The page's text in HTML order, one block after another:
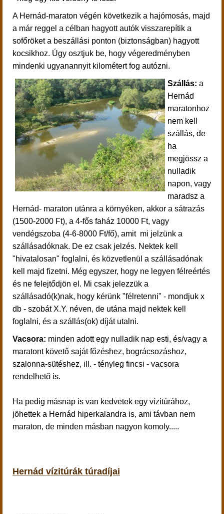
A Hernád-maraton végén következik a hajómosás, majd
a már reggel a célban hagyott autók visszarepítik a
sofőröket a beszállási ponton (biztonságban) hagyott
kocsikhoz. Úgy osztjuk be, hogy végeredményben
mindenki ugyanannyit kilométert fog autózni.
Szállás: a
Hernád
maratonhoz
nem kell
szállás, de
ha
megjössz a
nulladik
napon, vagy
maradsz a
Hernád- maraton utánra a környéken, akkor a sátrazás
(1500-2000 Ft), a 4-fős faház 10000 Ft, vagy
vendégszoba (4-6-8000 Ft/fő), amit mi jelzünk a
szállásadóknak. De ez csak jelzés. Nektek kell
"hivatalosan" foglalni, és közvetlenül a szállásadónak
kell majd fizetni. Még egyszer, hogy ne legyen félreértés
és ne felejtődjön el. Mi csak jelezzük a
szállásadó(k)nak, hogy kérünk "félretenni" - mondjuk x
db - szobát X.Y. néven, de utána majd nektek kell
foglalni, és a szállás(ok) díját utalni.
Vacsora: minden adott egy nulladik nap esti, és/vagy a
maratont követő saját főzéshez, bográcsozáshoz,
szalonna-sütéshez, ill. - tényleg fincsi - vacsora
rendelhető is.
Ha pedig másnap is van kedvetek egy vízitúrához,
jöhettek a Hernád hiperkalandra is, ami távban nem
maraton, de minden másban nagyon komoly.....
Hernád vízitúrák túradíjai